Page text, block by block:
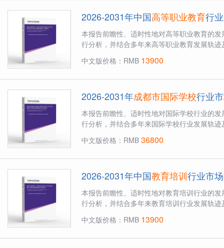
2026-2031年中国高等职业教育行
本报告前瞻性、适时性地对高等职业教育的
行分析，并结合多年来高等职业教育发展轨
中文版价格：RMB 13900
2026-2031年成都市国际学校行业
本报告前瞻性、适时性地对国际学校行业的
行分析，并结合多年来国际学校行业发展轨
中文版价格：RMB36800
2026-2031年中国教育培训行业市
本报告前瞻性、适时性地对教育培训行业的
行分析，并结合多年来教育培训行业发展轨
中文版价格：RMB 13900